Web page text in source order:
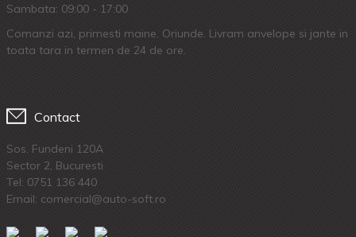
Sambata: 09:00 - 17:00
Comanzi azi, primesti maine. Oriunde. Livram anvelope si jante in
toata tara in termen de 24 de ore.
Contact
Sos. Fundeni 120A
Sector 2, Bucuresti
Tel: 0751 136 440
Email: comercial@auto-soft.ro